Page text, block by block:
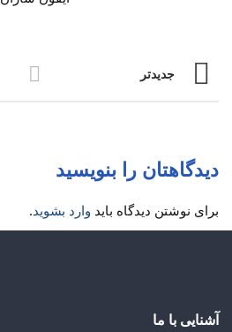
جدیدتر
دیدگاهتان را بنویسید
برای نوشتن دیدگاه باید وارد بشوید.
آشنایی با ما